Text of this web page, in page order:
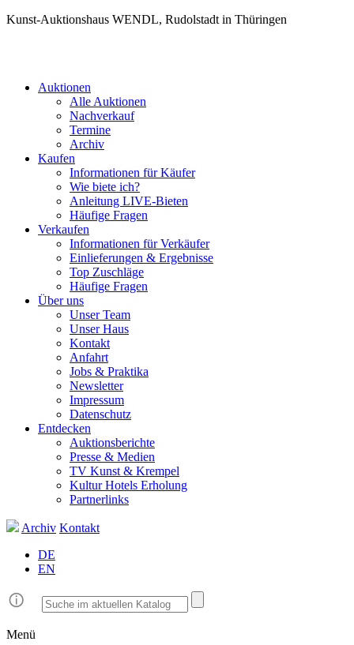
Kunst-Auktionshaus WENDL, Rudolstadt in Thüringen
Auktionen
Alle Auktionen
Nachverkauf
Termine
Archiv
Kaufen
Informationen für Käufer
Wie biete ich?
Anleitung LIVE-Bieten
Häufige Fragen
Verkaufen
Informationen für Verkäufer
Einlieferungen & Ergebnisse
Top Zuschläge
Häufige Fragen
Über uns
Unser Team
Unser Haus
Kontakt
Anfahrt
Jobs & Praktika
Newsletter
Impressum
Datenschutz
Entdecken
Auktionsberichte
Presse & Medien
TV Kunst & Krempel
Kultur Hotels Erholung
Partnerlinks
Archiv Kontakt
DE
EN
Menü